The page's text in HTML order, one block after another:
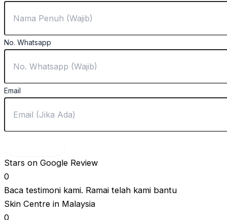
No. Whatsapp
Email
Stars on Google Review
0
Baca testimoni kami. Ramai telah kami bantu
Skin Centre in Malaysia
0